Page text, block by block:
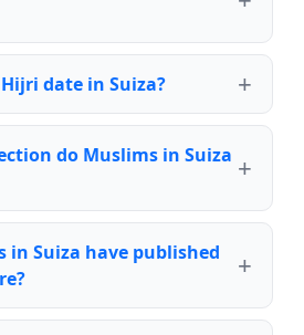
date in Suiza?
do Muslims in Suiza
in Suiza have published